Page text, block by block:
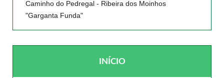
Caminho do Pedregal - Ribeira dos Moinhos
"Garganta Funda"
INÍCIO